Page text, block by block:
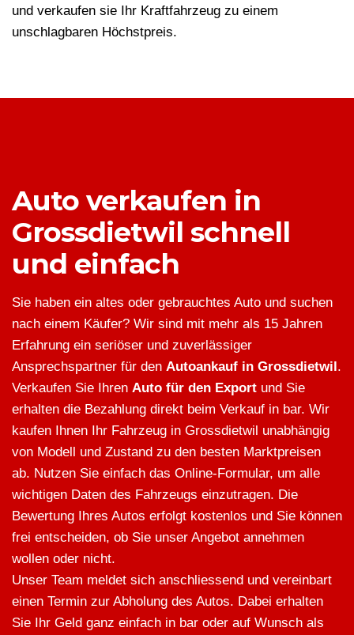
und verkaufen sie Ihr Kraftfahrzeug zu einem
unschlagbaren Höchstpreis.
Auto verkaufen in
Grossdietwil schnell
und einfach
Sie haben ein altes oder gebrauchtes Auto und suchen
nach einem Käufer? Wir sind mit mehr als 15 Jahren
Erfahrung ein seriöser und zuverlässiger
Ansprechspartner für den Autoankauf in Grossdietwil.
Verkaufen Sie Ihren Auto für den Export und Sie
erhalten die Bezahlung direkt beim Verkauf in bar. Wir
kaufen Ihnen Ihr Fahrzeug in Grossdietwil unabhängig
von Modell und Zustand zu den besten Marktpreisen
ab. Nutzen Sie einfach das Online-Formular, um alle
wichtigen Daten des Fahrzeugs einzutragen. Die
Bewertung Ihres Autos erfolgt kostenlos und Sie können
frei entscheiden, ob Sie unser Angebot annehmen
wollen oder nicht.
Unser Team meldet sich anschliessend und vereinbart
einen Termin zur Abholung des Autos. Dabei erhalten
Sie Ihr Geld ganz einfach in bar oder auf Wunsch als